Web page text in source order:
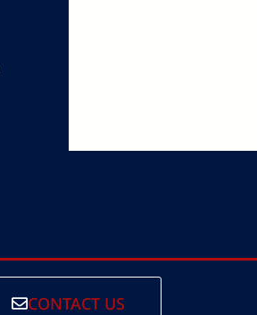
CONTACT US